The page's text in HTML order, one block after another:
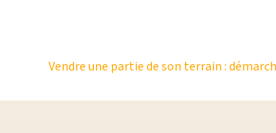
Vendre une partie de son terrain :